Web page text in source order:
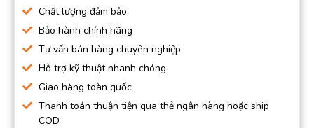
Chất lượng đảm bảo
Bảo hành chính hãng
Tư vấn bán hàng chuyên nghiệp
Hỗ trợ kỹ thuật nhanh chóng
Giao hàng toàn quốc
Thanh toán thuận tiện qua thẻ ngân hàng hoặc ship
COD